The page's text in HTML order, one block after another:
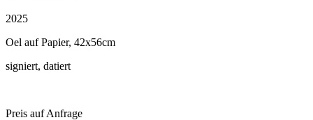
2025
Oel auf Papier, 42x56cm
signiert, datiert
Preis auf Anfrage